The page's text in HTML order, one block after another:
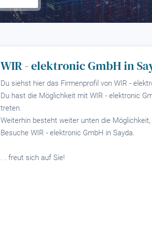
WIR - elektronic GmbH in
Du siehst hier das Firmenprofil von WIR -
Du hast die Möglichkeit mit WIR - elektronic
treten.
Weiterhin besteht weiter unten die
Besuche WIR - elektronic GmbH in Sayda.
. . freut sich auf Sie!